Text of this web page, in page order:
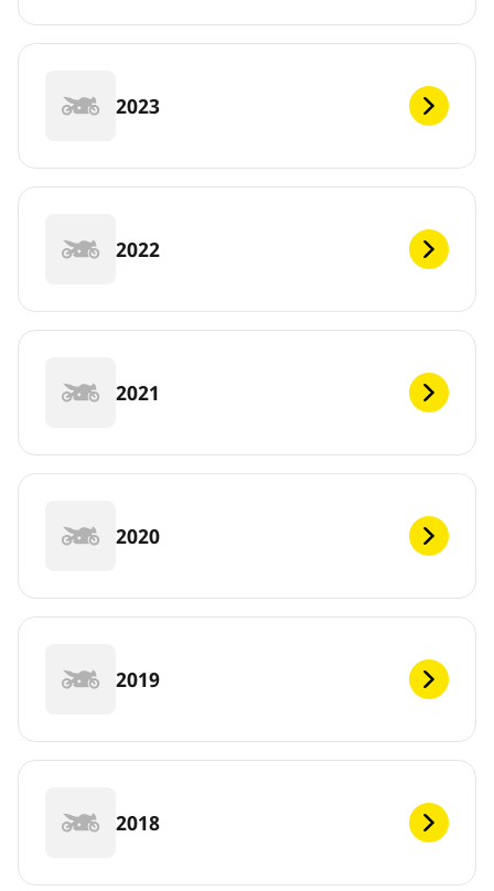
2023
2022
2021
2020
2019
2018